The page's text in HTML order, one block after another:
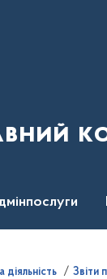
діяльність Звіти